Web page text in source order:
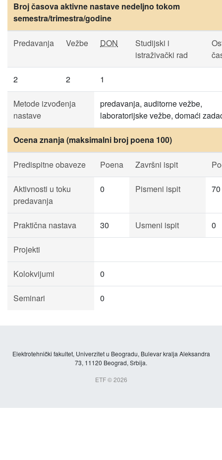
Broj časova aktivne nastave nedeljno tokom
semestra/trimestra/godine
Predavanja Vežbe DON
Studijski i
istraživački rad
2 2 1
Metode izvođenja
nastave
predavanja, auditorne vežbe,
laboratorijske vežbe, domaći
Ocena znanja (maksimalni broj poena 100)
Predispitne obaveze Poena Završni ispit
Aktivnosti u toku
predavanja
0 Pismeni ispit 70
Praktična nastava 30 Usmeni ispit 0
Projekti
Kolokvijumi 0
Seminari 0
Elektrotehnički fakultet, Univerzitet u Beogradu, Bulevar kralja Aleksandra
73, 11120 Beograd, Srbija.
ETF © 2026